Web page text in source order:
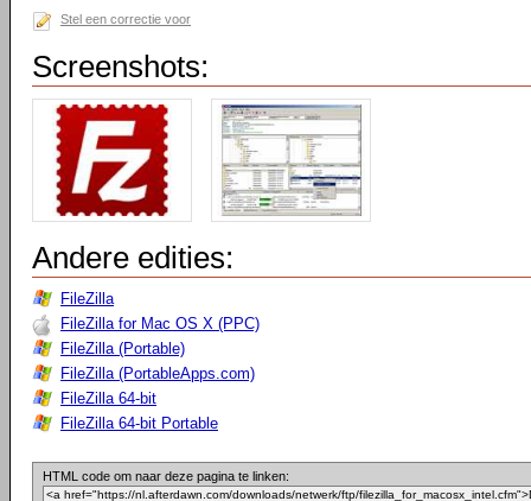
Stel een correctie voor
Screenshots:
Andere edities:
FileZilla
FileZilla for Mac OS X (PPC)
FileZilla (Portable)
FileZilla (PortableApps.com)
FileZilla 64-bit
FileZilla 64-bit Portable
HTML code om naar deze pagina te linken: